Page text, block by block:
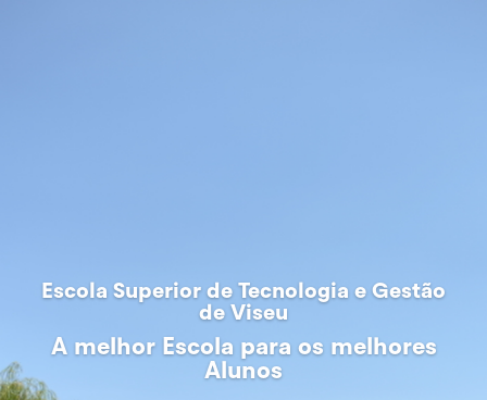
Escola Superior de Tecnologia e Gestão
de Viseu
A melhor Escola para os melhores
Alunos